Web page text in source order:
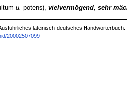
u. potens), vielvermögend, sehr
lateinisch-deutsches
20002507099